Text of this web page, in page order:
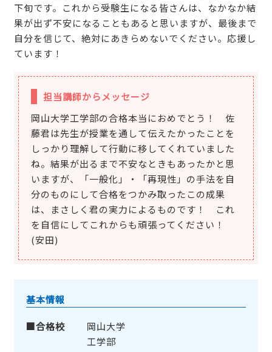
下旬です。これから受験生になる皆さんは、なかなか結
果が出ず不安になることもあると思いますが、最後まで
自分を信じて、絶対にあきらめないでください。応援し
ています！
担当講師からメッセージ
岡山大学工学部の合格本当におめでとう！ 佐
藤君は先生が授業を通して伝えたかったことを
しっかり理解して行動に移してくれていました
ね。結果が出るまで不安なときもあったかと思
いますが、「一般化」・「再現性」の手法を自
分のものにして合格をつかみ取ったこの成果
は、まさしく君の実力によるものです！ これ
を自信にしてこれからも頑張ってください！
(安田)
基本情報
合格校
岡山大学
工学部